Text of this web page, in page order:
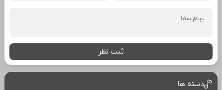
ثبت نظر
دسته ها